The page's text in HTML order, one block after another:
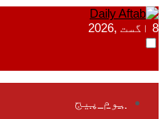
8 اگست ,2026
ہوم پیج